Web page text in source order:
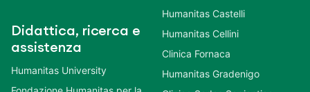
Didattica, ricerca e
assistenza
Humanitas University
Humanitas Castelli
Humanitas Cellini
Clinica Fornaca
Humanitas Gradenigo